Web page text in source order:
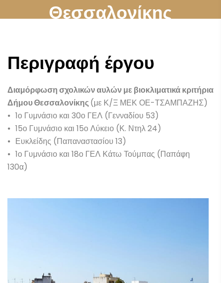
Θεσσαλονίκης
Περιγραφή έργου
Διαμόρφωση σχολικών αυλών με βιοκλιματικά κριτήρια
Δήμου Θεσσαλονίκης(με Κ/Ξ ΜΕΚ ΟΕ-ΤΣΑΜΠΑΖΗΣ)
⦁ 1ο Γυμνάσιο και 30ο ΓΕΛ (Γενναδίου 53)
⦁ 15ο Γυμνάσιο και 15ο Λύκειο (Κ. Ντηλ 24)
⦁ Ευκλείδης (Παπαναστασίου 13)
⦁ 1ο Γυμνάσιο και 18ο ΓΕΛ Κάτω Τούμπας (Παπάφη
130α)